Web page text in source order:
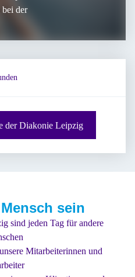
werden
beachtet.
dass wir
Team
und
bei der
der Diakonie Leipzig
sein
sind jeden Tag für andere
Mitarbeiterinnen und